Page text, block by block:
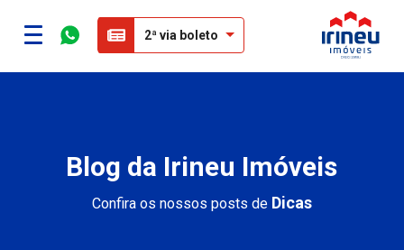
2ª via boleto
Blog da Irineu Imóveis
Confira os nossos posts de Dicas